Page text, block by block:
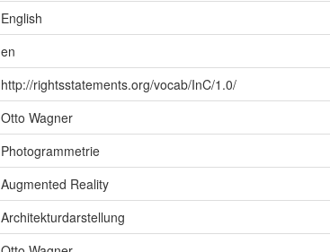
English
en
http://rightsstatements.org/vocab/InC/1.0/
Otto Wagner
Photogrammetrie
Augmented Reality
Architekturdarstellung